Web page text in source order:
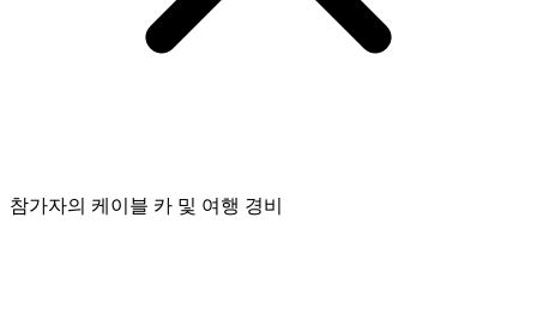
참가자의 케이블 카 및 여행 경비